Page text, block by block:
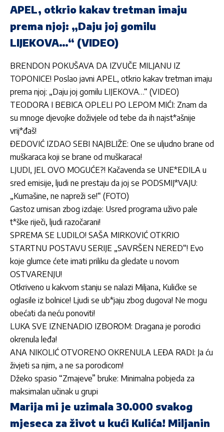
APEL, otkrio kakav tretman imaju
prema njoj: „Daju joj gomilu
LIJEKOVA…“ (VIDEO)
BRENDON POKUŠAVA DA IZVUČE MILJANU IZ
TOPONICE! Poslao javni APEL, otkrio kakav tretman imaju
prema njoj: „Daju joj gomilu LIJEKOVA…“ (VIDEO)
TEODORA I BEBICA OPLELI PO LEPOM MIĆI: Znam da
su mnoge djevojke doživjele od tebe da ih najst*ašnije
vrij*đaš!
ĐEDOVIĆ IZDAO SEBI NAJBLIŽE: One se uljudno brane od
muškaraca koji se brane od muškaraca!
LJUDI, JEL OVO MOGUĆE?! Kačavenda se UNE*EDILA u
sred emisije, ljudi ne prestaju da joj se PODSMIJ*VAJU:
„Kumašine, ne napreži se!“ (FOTO)
Gastoz urnisan zbog izdaje: Usred programa uživo pale
t*ške riječi, ljudi razočarani!
SPREMA SE LUDILO! SAŠA MIRKOVIĆ OTKRIO
STARTNU POSTAVU SERIJE „SAVRŠEN NERED“! Evo
koje glumce ćete imati priliku da gledate u novom
OSTVARENJU!
Otkriveno u kakvom stanju se nalazi Miljana, Kulićke se
oglasile iz bolnice! Ljudi se ub*jaju zbog dugova! Ne mogu
obećati da neću ponoviti!
LUKA SVE IZNENADIO IZBOROM: Dragana je porodici
okrenula leđa!
ANA NIKOLIĆ OTVORENO OKRENULA LEĐA RADI: Ja ću
živjeti sa njim, a ne sa porodicom!
Džeko spasio “Zmajeve” bruke: Minimalna pobjeda za
maksimalan učinak u grupi
Marija mi je uzimala 30.000 svakog
mjeseca za život u kući Kulića! Miljanin